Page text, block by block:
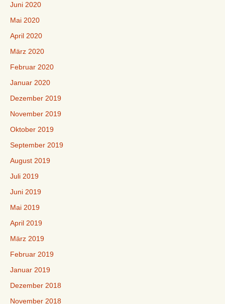
Juni 2020
Mai 2020
April 2020
März 2020
Februar 2020
Januar 2020
Dezember 2019
November 2019
Oktober 2019
September 2019
August 2019
Juli 2019
Juni 2019
Mai 2019
April 2019
März 2019
Februar 2019
Januar 2019
Dezember 2018
November 2018